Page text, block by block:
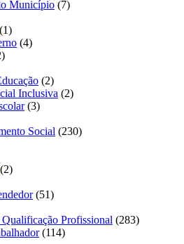
Município (7)
(1)
(4)
(2)
Inclusiva (2)
(3)
Social (230)
(2)
(51)
Profissional (283)
(114)